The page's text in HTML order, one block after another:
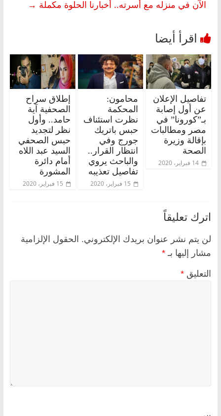
الآن في منزله مع أسرته.. أخبارنا الحلوة مكملة →
تفاصيل الإعلان
عن أول إصابة
بـ”كورونا” في
مصر ومطالبات
بإقالة وزيرة
الصحة
14 فبراير، 2020
محامون:
المحكمة
نظرت استئناف
حبس باتريك
جورج وفي
انتظار القرار..
والباحث يروي
تفاصيل تعذيبه
15 فبراير، 2020
إطلاق سراح
الصحفية آية
حامد.. وأول
نظر لتجديد
حبس الصحفي
السيد عبد اللاه
أمام دائرة
المشورة
15 فبراير، 2020
اترك تعليقاً
لن يتم نشر عنوان بريدك الإلكتروني. الحقول الإلزامية
مشار إليها بـ *
التعليق *